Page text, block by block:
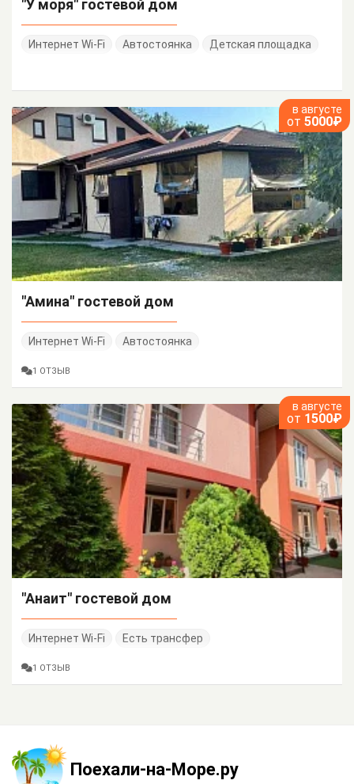
"У моря" гостевой дом
Интернет Wi-Fi Автостоянка Детская площадка
в августе
от 5000₽
"Амина" гостевой дом
Интернет Wi-Fi Автостоянка
1 ОТЗЫВ
в августе
от 1500₽
"Анаит" гостевой дом
Интернет Wi-Fi Есть трансфер
1 ОТЗЫВ
Поехали-на-Море.ру